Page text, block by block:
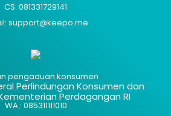
CS: 081331729141
support@keepo.me
pengaduan konsumen
Perlindungan Konsumen dan
Perdagangan RI
WA : 085311111010